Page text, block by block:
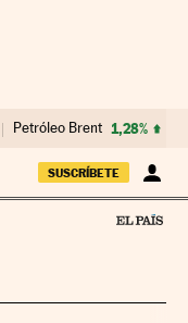
Petróleo Brent 1,28%
SUSCRÍBETE